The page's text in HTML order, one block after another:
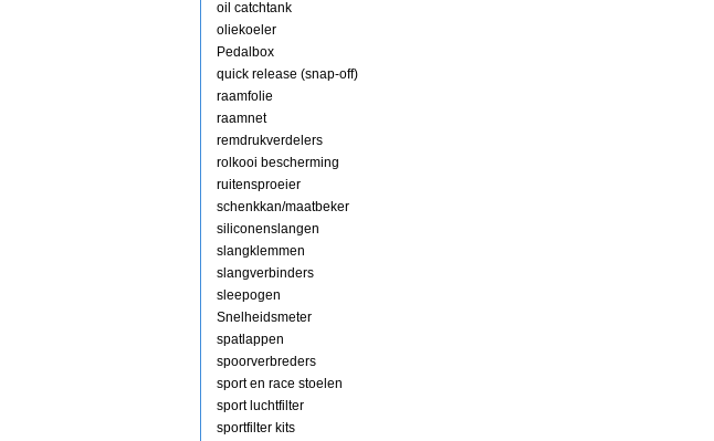
oil catchtank
oliekoeler
Pedalbox
quick release (snap-off)
raamfolie
raamnet
remdrukverdelers
rolkooi bescherming
ruitensproeier
schenkkan/maatbeker
siliconenslangen
slangklemmen
slangverbinders
sleepogen
Snelheidsmeter
spatlappen
spoorverbreders
sport en race stoelen
sport luchtfilter
sportfilter kits